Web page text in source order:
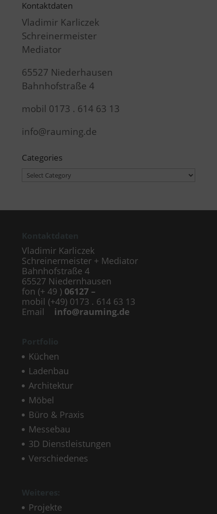
Kontaktdaten
Vladimir Karliczek
Schreinermeister
Mediator
65527 Niederhausen
Bahnhofstraße 4
mobil 0173 . 614 63 13
info@rauming.de
Categories
Categories
Vladimir Karliczek
Schreinermeister + Mediator
Bahnhofstraße 4
65527 Niedernhausen
fon (+ 49 ) 06127 –
mobil (+49) 0173 . 614 63 13
Email info@rauming.de
Küchen
Ladenbau
Architektur
Möbel
Büro & Praxis
Messebau
3D Dienstleistungen
Verschiedenes
Projekte